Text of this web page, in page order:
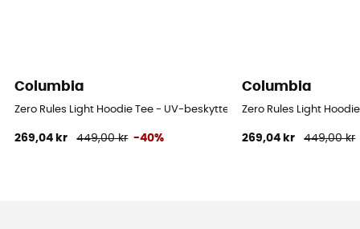
Columbia
Zero Rules Light Hoodie Tee - UV-beskyttelse T-shirts - Herrer
269,04 kr 449,00 kr -40%
Columbia
Zero Rules Light
269,04 kr 449,00 kr